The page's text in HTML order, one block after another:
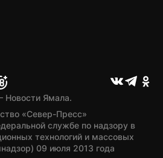
Новости Ямала.
«Север-Пресс»
службе по надзору в
технологий и массовых
09 июля 2013 года